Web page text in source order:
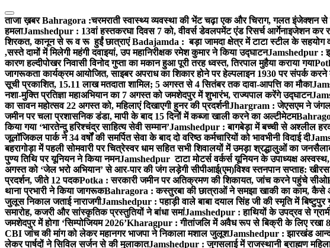
Skip
to
content
ताजा ख़बरBahragora :चरमराती स्वास्थ्य व्यवस्था की भेंट चढ़ा एक और चिराग, गलत इंजेक्शन से
हमलाJamshedpur : 13वां हस्तकरघा दिवस 7 को, वीवर्स डेवलपमेंट एंड रिसर्च आर्गेनाइजेशन
शिरकत, कानून से रू व रू हुईं छात्राएंBadajamda : बड़ा जामदा क्षेत्र में टाटा स्टील के
,सस्ते दामों में मिलेगी महंगी दवाइयां, उप महानिरीक्षक रमेश कुमार ने किया उद्घाटनJamshedpur :
कारण हल्दीपोखर निवासी विनोद गुप्ता का मकान हुआ पूरी तरह ध्वस्त, तिरपाल मुहैया कराया गया
जागरूकता कार्यक्रम आयोजित, साइबर अपराध का शिकार होने पर हेल्पलाइन 1930 पर संपर्क करने
सूची प्रकाशित, 15.11 लाख मतदाता शामिल; 5 अगस्त से 4 सितंबर तक दावा-आपत्ति का मौका
नशा-मुक्ति प्रतिज्ञा महाअभियान का 7 अगस्त को जमशेदपुर में शुभारंभ, राज्यपाल करेंगे उद्घाटन
का सावन महोत्सव 22 अगस्त को, महिलाएं दिखाएगी हुनर की प्रदर्शनीJhargram : जेएसएम ने
जमीन पर चला प्रशासनिक डंडा, मापी के बाद 15 दिनों में कब्जा खाली करने का अल्टीमेटम
किया गया ‘भारतेन्दु हरिश्चंद्र साहित्य सेवी सम्मान’Jamshedpur : बागबेड़ा में बच्ची से अश्लील
जूलॉजिकल पार्क ने 34 वर्षों की समर्पित सेवा के बाद दो वरिष्ठ कर्मचारियों को भावभीनी विदाई दी
बहरागोड़ा में पहली सोमवारी पर चित्रेस्वर धाम सहित सभी शिवालयों में उमड़ा श्रद्धालुओं का
पुण्य तिथि पर यूनियन ने किया नमनJamshedpur टाटा मोटर्स वर्कर्स यूनियन के उपाध्यक्ष
अगस्त को ‘जेल भरो अभियान’ से आर-पार की जंग लड़ेगी सीपीआई(एम)विश्व स्तनपान सप्ताह:
प्रदर्शन, जीते 12 पदकPotka : सरकारी जमीन पर अतिक्रमण की शिकायत, जांच करने पहुंचे सीओ
थाना प्रभारी ने किया जागरूकBahragora : कस्तुरबा की छात्राओं ने समझा खाकी का काम, कैसे
जुलूस निकाल जताई नाराजगीJamshedpur : पहाड़ी वाले बाबा दयाल सिंह जी की स्मृति में बिष्टुपुर
समारोह, कजरी और सांस्कृतिक प्रस्तुतियों ने बांधा समांJamshedpur : हाथियों के उपद्रव से
जमशेदपुर में होगा ‘सिम्पोजियम 2026’Kharagpur : गीतांजलि में अवैध रूप से बिक्री के लिए रखा
CBI जांच की मांग को लेकर महानगर भाजपा ने निकाला मशाल जुलूशJamshedpur : झारखंड
लेकर पार्षदों ने सिविल सर्जन से की मुलाकातJamshedpur : जुगसलाई में राजस्थानी ब्राह्मण